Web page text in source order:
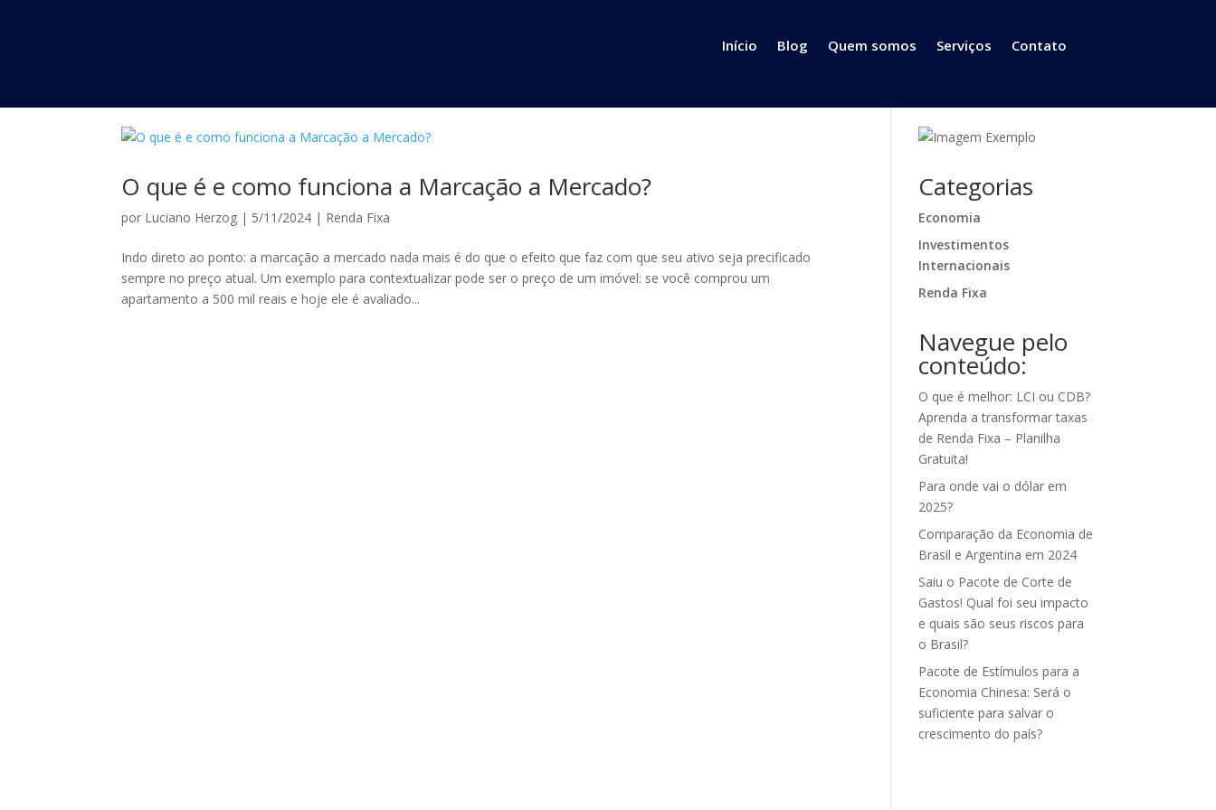
Início Blog Quem somos Serviços Contato
O que é e como funciona a Marcação a Mercado?
por Luciano Herzog | 5/11/2024 | Renda Fixa
Indo direto ao ponto: a marcação a mercado nada mais é do que o efeito que faz com que seu ativo seja precificado
sempre no preço atual. Um exemplo para contextualizar pode ser o preço de um imóvel: se você comprou um
apartamento a 500 mil reais e hoje ele é avaliado...
Categorias
Economia
Investimentos
Internacionais
Renda Fixa
Navegue pelo
conteúdo:
O que é melhor: LCI ou CDB?
Aprenda a transformar taxas
de Renda Fixa – Planilha
Gratuita!
Para onde vai o dólar em
2025?
Comparação da Economia de
Brasil e Argentina em 2024
Saiu o Pacote de Corte de
Gastos! Qual foi seu impacto
e quais são seus riscos para
o Brasil?
Pacote de Estímulos para a
Economia Chinesa: Será o
suficiente para salvar o
crescimento do país?